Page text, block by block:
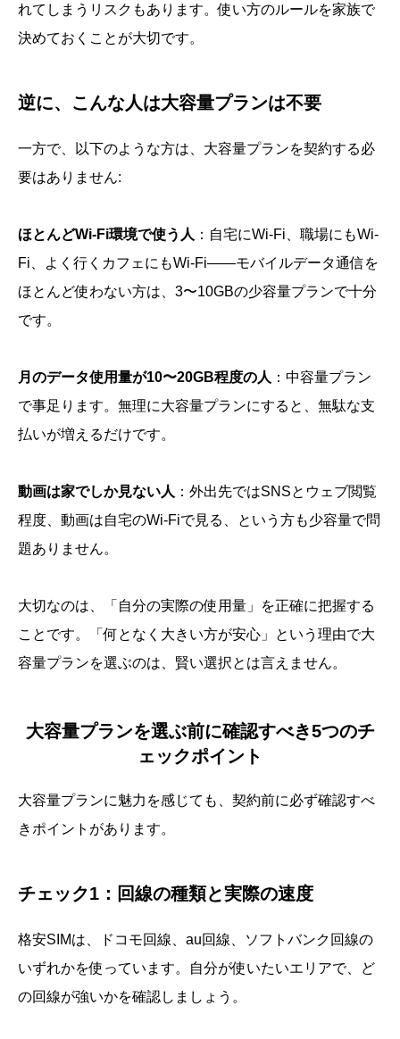
れてしまうリスクもあります。使い方のルールを家族で
決めておくことが大切です。
逆に、こんな人は大容量プランは不要
一方で、以下のような方は、大容量プランを契約する必
要はありません:
ほとんどWi-Fi環境で使う人 ：自宅にWi-Fi、職場にもWi-
Fi、よく行くカフェにもWi-Fi――モバイルデータ通信を
ほとんど使わない方は、3〜10GBの少容量プランで十分
です。
月のデータ使用量が10〜20GB程度の人 ：中容量プラン
で事足ります。無理に大容量プランにすると、無駄な支
払いが増えるだけです。
動画は家でしか見ない人 ：外出先ではSNSとウェブ閲覧
程度、動画は自宅のWi-Fiで見る、という方も少容量で問
題ありません。
大切なのは、「自分の実際の使用量」を正確に把握する
ことです。「何となく大きい方が安心」という理由で大
容量プランを選ぶのは、賢い選択とは言えません。
大容量プランを選ぶ前に確認すべき5つのチ
ェックポイント
大容量プランに魅力を感じても、契約前に必ず確認すべ
きポイントがあります。
チェック1：回線の種類と実際の速度
格安SIMは、ドコモ回線、au回線、ソフトバンク回線の
いずれかを使っています。自分が使いたいエリアで、ど
の回線が強いかを確認しましょう。